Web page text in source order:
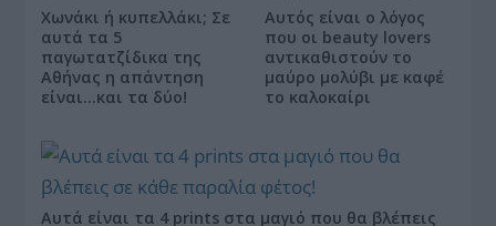
Χωνάκι ή κυπελλάκι; Σε
αυτά τα 5
παγωτατζίδικα της
Αθήνας η απάντηση
είναι…και τα δύο!
Αυτός είναι ο λόγος
που οι beauty lovers
αντικαθιστούν το
μαύρο μολύβι με καφέ
το καλοκαίρι
Αυτά είναι τα 4 prints στα μαγιό που θα βλέπεις